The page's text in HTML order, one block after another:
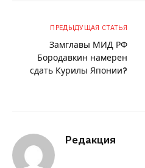
ПРЕДЫДУЩАЯ СТАТЬЯ
Замглавы МИД РФ
Бородавкин намерен
сдать Курилы Японии?
Редакция